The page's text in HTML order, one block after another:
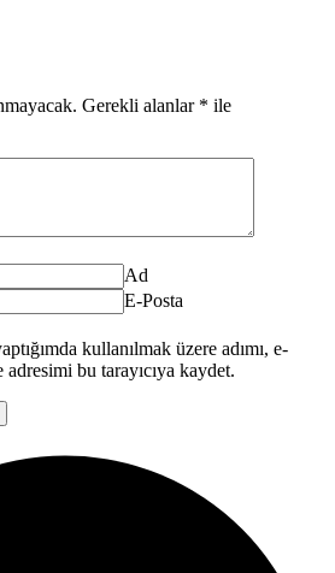
Gerekli alanlar * ile
Ad
E-Posta
kullanılmak üzere adımı, e-
bu tarayıcıya kaydet.